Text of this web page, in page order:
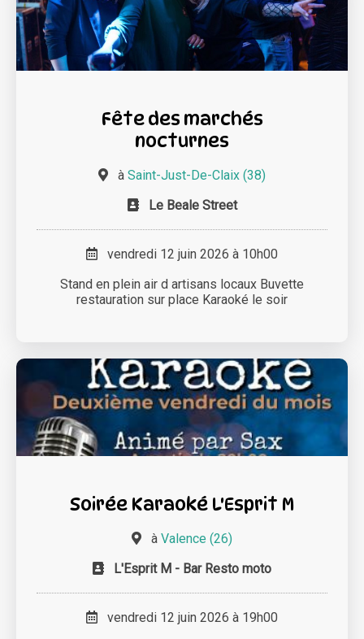
Fête des marchés
nocturnes
à Saint-Just-De-Claix (38)
Le Beale Street
vendredi 12 juin 2026 à 10h00
Stand en plein air d artisans locaux Buvette
restauration sur place Karaoké le soir
Soirée Karaoké L'Esprit M
à Valence (26)
L'Esprit M - Bar Resto moto
vendredi 12 juin 2026 à 19h00